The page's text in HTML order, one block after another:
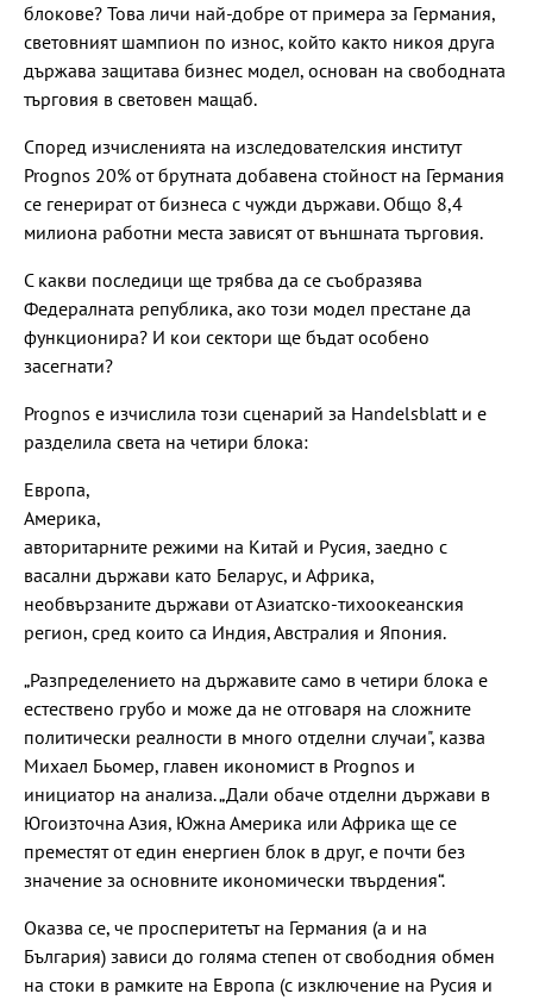
блокове? Това личи най-добре от примера за Германия,
световният шампион по износ, който както никоя друга
държава защитава бизнес модел, основан на свободната
търговия в световен мащаб.
Според изчисленията на изследователския институт
Prognos 20% от брутната добавена стойност на Германия
се генерират от бизнеса с чужди държави. Общо 8,4
милиона работни места зависят от външната търговия.
С какви последици ще трябва да се съобразява
Федералната република, ако този модел престане да
функционира? И кои сектори ще бъдат особено
засегнати?
Prognos е изчислила този сценарий за Handelsblatt и е
разделила света на четири блока:
Европа,
Америка,
авторитарните режими на Китай и Русия, заедно с
васални държави като Беларус, и Африка,
необвързаните държави от Азиaтско-тихоокеанския
регион, сред които са Индия, Австралия и Япония.
„Разпределението на държавите само в четири блока е
естествено грубо и може да не отговаря на сложните
политически реалности в много отделни случаи", казва
Михаел Бьомер, главен икономист в Prognos и
инициатор на анализа. „Дали обаче отделни държави в
Югоизточна Азия, Южна Америка или Африка ще се
преместят от един енергиен блок в друг, е почти без
значение за основните икономически твърдения“.
Оказва се, че просперитетът на Германия (а и на
България) зависи до голяма степен от свободния обмен
на стоки в рамките на Европа (с изключение на Русия и